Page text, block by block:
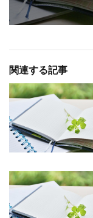
関連する記事